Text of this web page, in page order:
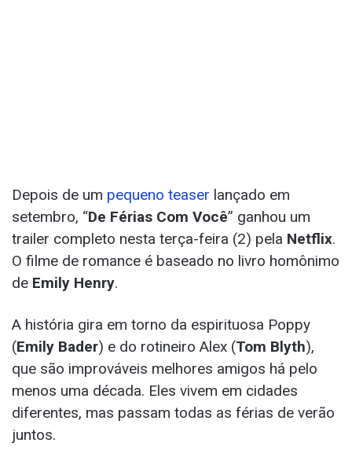
Depois de um pequeno teaser lançado em
setembro, “De Férias Com Você” ganhou um
trailer completo nesta terça-feira (2) pela Netflix.
O filme de romance é baseado no livro homônimo
de Emily Henry.
A história gira em torno da espirituosa Poppy
(Emily Bader) e do rotineiro Alex (Tom Blyth),
que são improváveis melhores amigos há pelo
menos uma década. Eles vivem em cidades
diferentes, mas passam todas as férias de verão
juntos.